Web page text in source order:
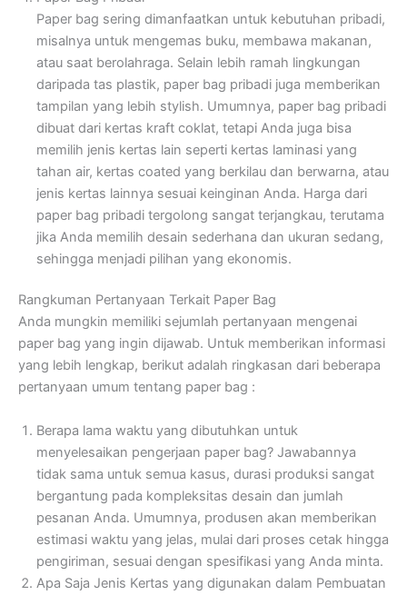
Paper bag sering dimanfaatkan untuk kebutuhan pribadi,
misalnya untuk mengemas buku, membawa makanan,
atau saat berolahraga. Selain lebih ramah lingkungan
daripada tas plastik, paper bag pribadi juga memberikan
tampilan yang lebih stylish. Umumnya, paper bag pribadi
dibuat dari kertas kraft coklat, tetapi Anda juga bisa
memilih jenis kertas lain seperti kertas laminasi yang
tahan air, kertas coated yang berkilau dan berwarna, atau
jenis kertas lainnya sesuai keinginan Anda. Harga dari
paper bag pribadi tergolong sangat terjangkau, terutama
jika Anda memilih desain sederhana dan ukuran sedang,
sehingga menjadi pilihan yang ekonomis.
Rangkuman Pertanyaan Terkait Paper Bag
Anda mungkin memiliki sejumlah pertanyaan mengenai
paper bag yang ingin dijawab. Untuk memberikan informasi
yang lebih lengkap, berikut adalah ringkasan dari beberapa
pertanyaan umum tentang paper bag :
Berapa lama waktu yang dibutuhkan untuk
menyelesaikan pengerjaan paper bag? Jawabannya
tidak sama untuk semua kasus, durasi produksi sangat
bergantung pada kompleksitas desain dan jumlah
pesanan Anda. Umumnya, produsen akan memberikan
estimasi waktu yang jelas, mulai dari proses cetak hingga
pengiriman, sesuai dengan spesifikasi yang Anda minta.
Apa Saja Jenis Kertas yang digunakan dalam Pembuatan